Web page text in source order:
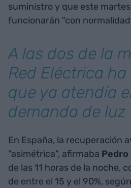
suministro y que este
funcionarán "con
A las dos de la
Red Eléctrica
que ya atendía
demanda de luz
En España, la recuperación
"asimétrica", afirmaba Pedro
de las 11 horas de la noche,
de entre el 15 y el 90%,